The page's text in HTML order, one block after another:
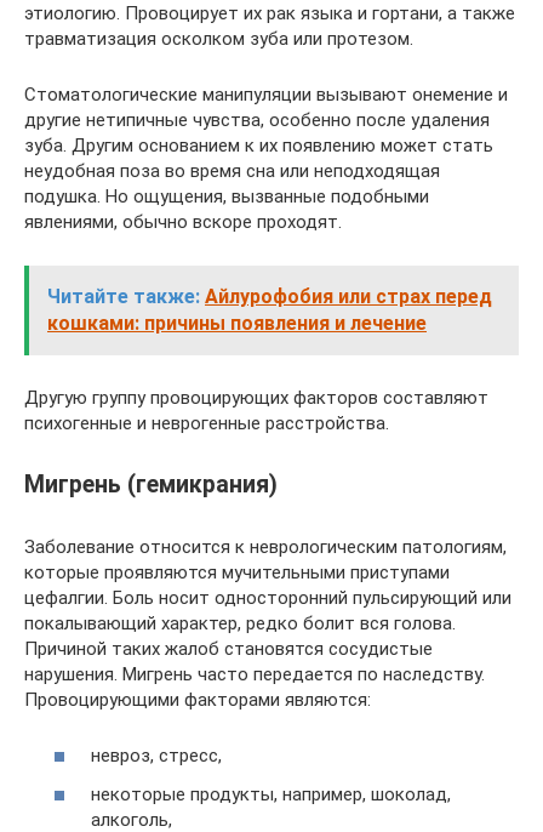
этиологию. Провоцирует их рак языка и гортани, а также
травматизация осколком зуба или протезом.
Стоматологические манипуляции вызывают онемение и
другие нетипичные чувства, особенно после удаления
зуба. Другим основанием к их появлению может стать
неудобная поза во время сна или неподходящая
подушка. Но ощущения, вызванные подобными
явлениями, обычно вскоре проходят.
Читайте также: Айлурофобия или страх перед
кошками: причины появления и лечение
Другую группу провоцирующих факторов составляют
психогенные и неврогенные расстройства.
Мигрень (гемикрания)
Заболевание относится к неврологическим патологиям,
которые проявляются мучительными приступами
цефалгии. Боль носит односторонний пульсирующий или
покалывающий характер, редко болит вся голова.
Причиной таких жалоб становятся сосудистые
нарушения. Мигрень часто передается по наследству.
Провоцирующими факторами являются:
невроз, стресс,
некоторые продукты, например, шоколад,
алкоголь,